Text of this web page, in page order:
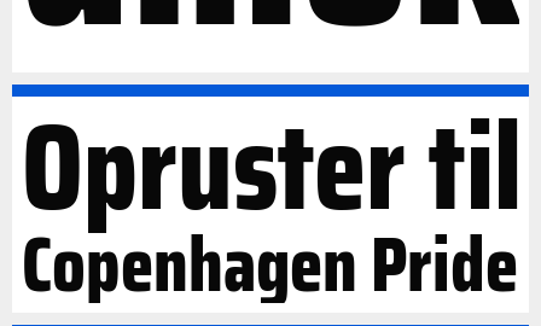
Opruster til
Copenhagen Pride